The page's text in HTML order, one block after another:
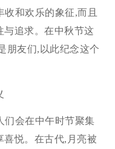
和欢乐的象征,而且
与追求。在中秋节这
朋友们,以此纪念这个
们会在中午时节聚集
喜悦。在古代,月亮被